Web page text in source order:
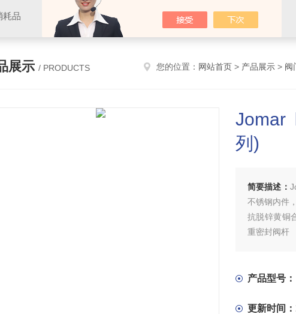
耗品
展示 / PRODUCTS 您的位置： 网站首页 > 产品展示 > 阀
Jomar
列)
简要描述：
不锈钢内件
抗脱锌黄铜
重密封阀杆
产品型号：
更新时间：